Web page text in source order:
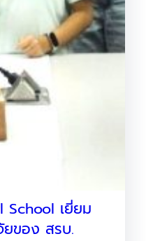
School เยี่ยม
ของ สรบ.